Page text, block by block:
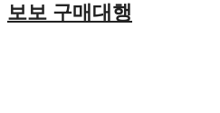
보보 구매대행